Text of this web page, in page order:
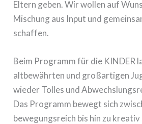
Eltern geben. Wir wollen auf
Mischung aus Input und
schaffen.
Beim Programm für die KINDER
altbewährten und großartigen
wieder Tolles und
Das Programm bewegt sich
bewegungsreich bis hin zu